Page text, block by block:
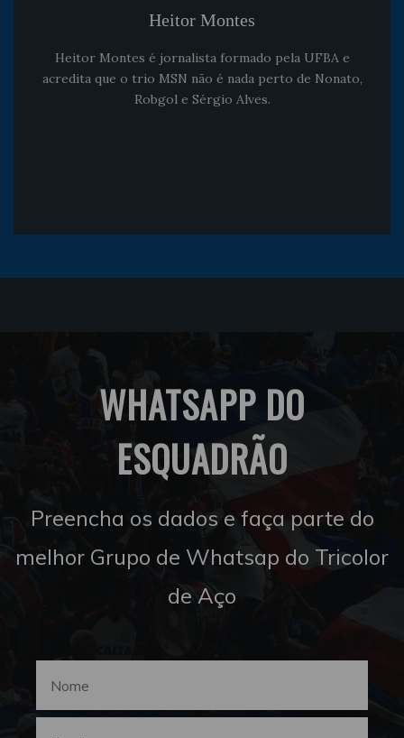
Heitor Montes
Heitor Montes é jornalista formado pela UFBA e
acredita que o trio MSN não é nada perto de Nonato,
Robgol e Sérgio Alves.
WHATSAPP DO
ESQUADRÃO
Preencha os dados e faça parte do
melhor Grupo de Whatsap do Tricolor
de Aço